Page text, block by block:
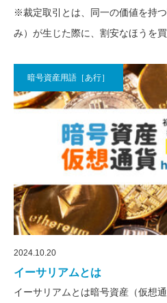
※裁定取引とは、同一の価値を持
み）が生じた際に、割安なほうを
暗号資産用語［あ行］
2024.10.20
イーサリアムとは
イーサリアムとは暗号資産（仮想